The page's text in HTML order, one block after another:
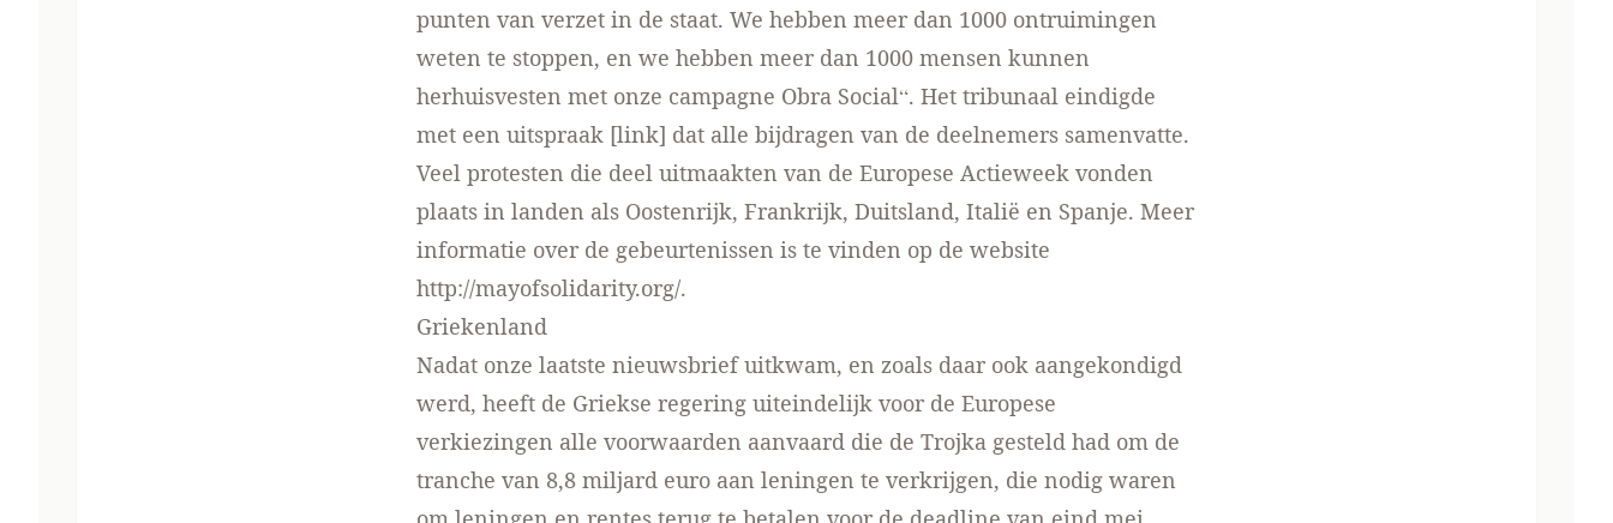
punten van verzet in de staat. We hebben meer dan 1000 ontruimingen
weten te stoppen, en we hebben meer dan 1000 mensen kunnen
herhuisvesten met onze campagne Obra Social“. Het tribunaal eindigde
met een uitspraak [link] dat alle bijdragen van de deelnemers samenvatte.
Veel protesten die deel uitmaakten van de Europese Actieweek vonden
plaats in landen als Oostenrijk, Frankrijk, Duitsland, Italië en Spanje. Meer
informatie over de gebeurtenissen is te vinden op de website
http://mayofsolidarity.org/.
Griekenland
Nadat onze laatste nieuwsbrief uitkwam, en zoals daar ook aangekondigd
werd, heeft de Griekse regering uiteindelijk voor de Europese
verkiezingen alle voorwaarden aanvaard die de Trojka gesteld had om de
tranche van 8,8 miljard euro aan leningen te verkrijgen, die nodig waren